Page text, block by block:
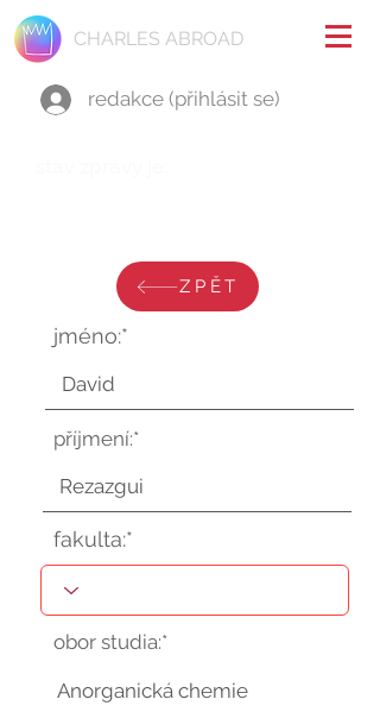
CHARLES ABROAD
redakce (přihlásit se)
ZPĚT
jméno:*
příjmení:*
fakulta:*
obor studia:*